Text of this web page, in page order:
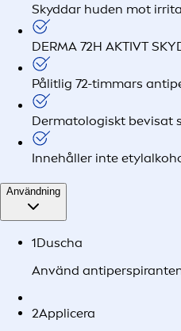
Skyddar huden mot
DERMA 72H AKTIVT
Pålitlig 72-timmars
Dermatologiskt bevisat
Innehåller inte
Användning
1Duscha
Använd
2Applicera